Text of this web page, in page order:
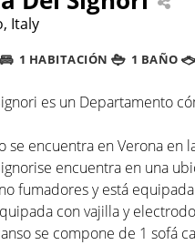
Italy
1 HABITACIÓN 1 BAÑO
es un Departamento
se encuentra en Verona en
encuentra en una
fumadores y está
con vajilla y
se compone de 1 sofá